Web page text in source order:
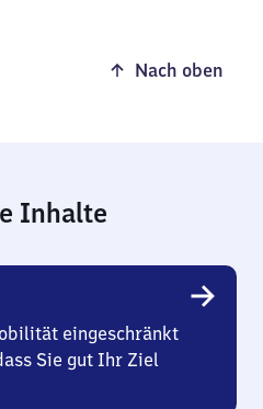
Nach oben
Inhalte
eingeschränkt
Sie gut Ihr Ziel